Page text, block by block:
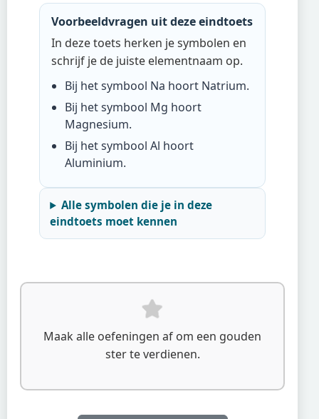
Voorbeeldvragen uit deze eindtoets
In deze toets herken je symbolen en
schrijf je de juiste elementnaam op.
Bij het symbool Na hoort Natrium.
Bij het symbool Mg hoort
Magnesium.
Bij het symboolAl hoort
Aluminium.
Alle symbolen die je in deze
eindtoets moet kennen
Maak alle oefeningen af om een gouden
ster te verdienen.